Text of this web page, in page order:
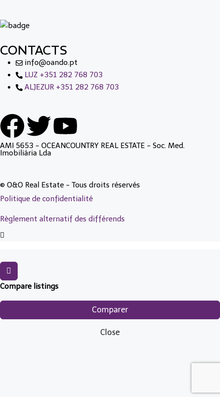
CONTACTS
info@oando.pt
LUZ +351 282 768 703
ALJEZUR +351 282 768 703
AMI 5653 - OCEANCOUNTRY REAL ESTATE - Soc. Med.
Imobiliária Lda
© O&O Real Estate - Tous droits réservés
Politique de confidentialité
Règlement alternatif des différends
Compare listings
Comparer
Close